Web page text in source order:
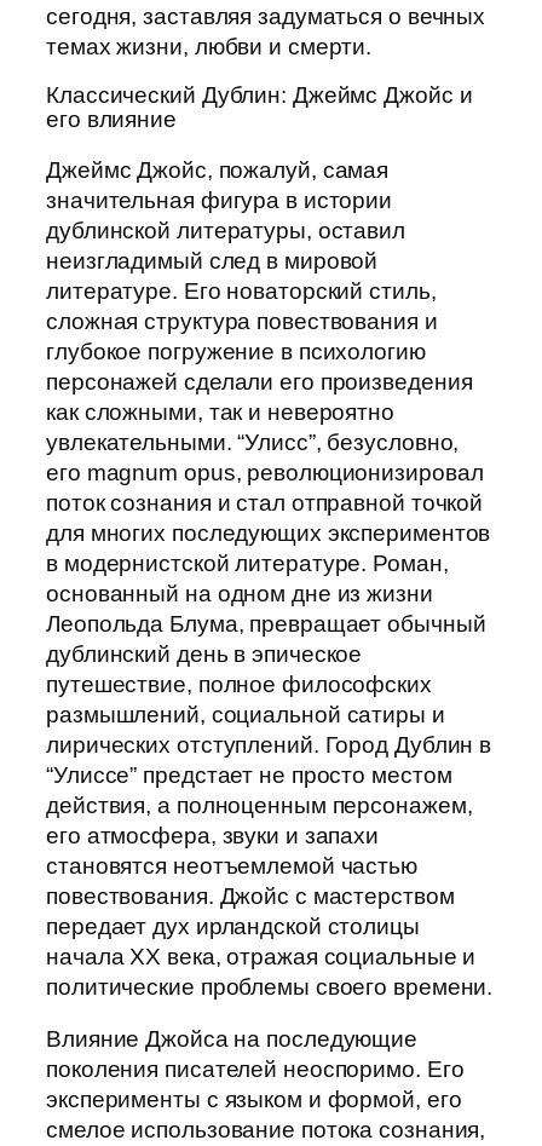
сегодня, заставляя задуматься о вечных
темах жизни, любви и смерти.
Классический Дублин: Джеймс Джойс и
его влияние
Джеймс Джойс, пожалуй, самая
значительная фигура в истории
дублинской литературы, оставил
неизгладимый след в мировой
литературе. Его новаторский стиль,
сложная структура повествования и
глубокое погружение в психологию
персонажей сделали его произведения
как сложными, так и невероятно
увлекательными. “Улисс”, безусловно,
его magnum opus, революционизировал
поток сознания и стал отправной точкой
для многих последующих экспериментов
в модернистской литературе. Роман,
основанный на одном дне из жизни
Леопольда Блума, превращает обычный
дублинский день в эпическое
путешествие, полное философских
размышлений, социальной сатиры и
лирических отступлений. Город Дублин в
“Улиссе” предстает не просто местом
действия, а полноценным персонажем,
его атмосфера, звуки и запахи
становятся неотъемлемой частью
повествования. Джойс с мастерством
передает дух ирландской столицы
начала XX века, отражая социальные и
политические проблемы своего времени.
Влияние Джойса на последующие
поколения писателей неоспоримо. Его
эксперименты с языком и формой, его
смелое использование потока сознания,